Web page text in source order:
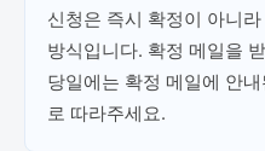
신청은 즉시 확정이 아니
방식입니다. 확정 메일을
당일에는 확정 메일에 안
로 따라주세요.